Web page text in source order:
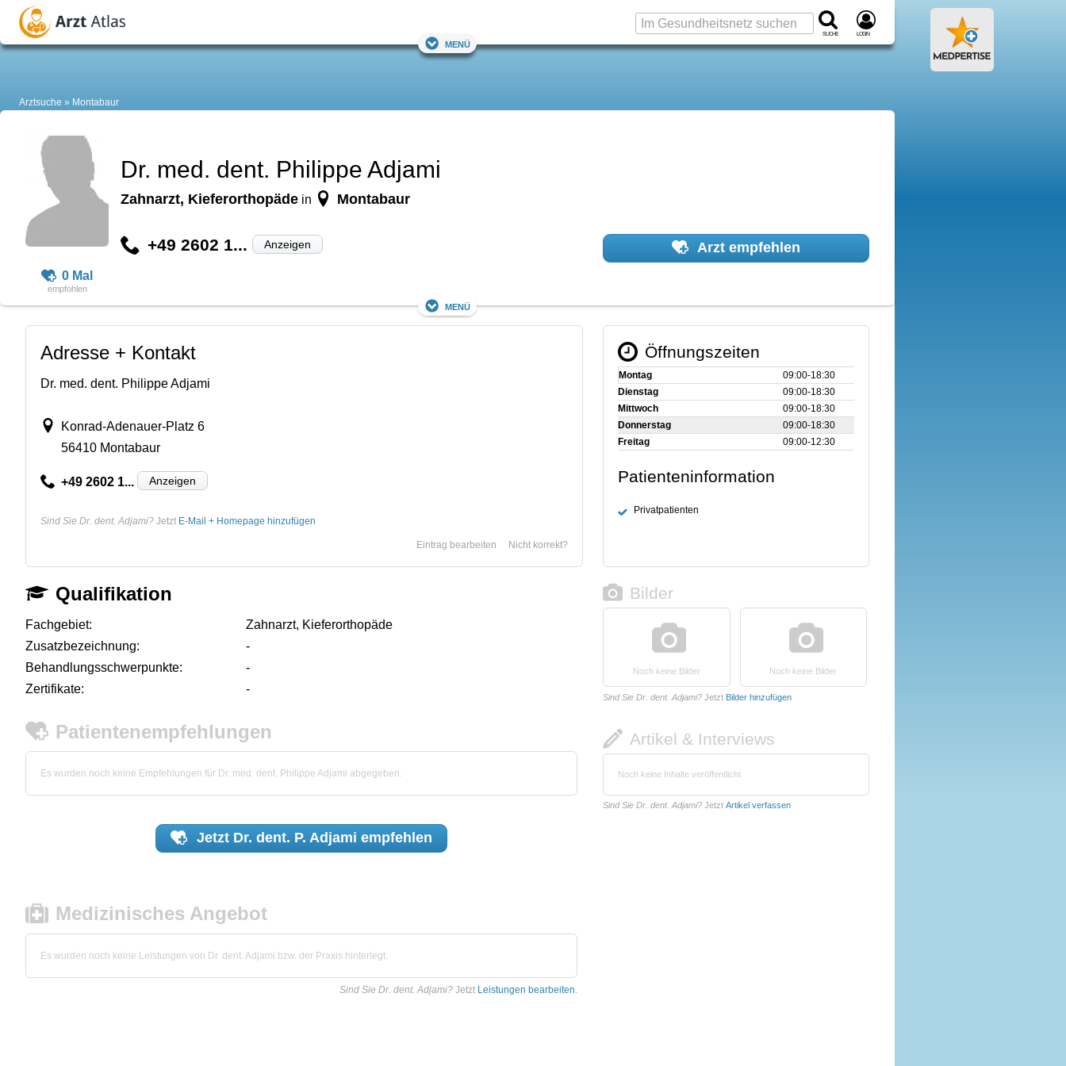
Suche Login
Menü
Arztsuche Montabaur
0 Mal
Dr. med. dent. Philippe Adjami
Zahnarzt, Kieferorthopäde in Montabaur
+49 2602 1... Anzeigen Arzt empfehlen
Menü
Adresse + Kontakt
Dr. med. dent. Philippe Adjami
Konrad-Adenauer-Platz 6
56410 Montabaur
+49 2602 1... Anzeigen
Sind Sie Dr. dent. Adjami? Jetzt E-Mail + Homepage hinzufügen
Nicht korrekt?
Eintrag bearbeiten
Öffnungszeiten
Montag
09:00‑18:30
Dienstag
09:00‑18:30
Mittwoch
09:00‑18:30
Donnerstag
09:00‑18:30
Freitag
09:00‑12:30
Patienteninformation
Privatpatienten
Qualifikation
Fachgebiet:
Zahnarzt, Kieferorthopäde
Zusatzbezeichnung:
-
Behandlungsschwerpunkte:
-
Zertifikate:
-
Patientenempfehlungen
Es wurden noch keine Empfehlungen für Dr. med. dent. Philippe Adjami abgegeben.
Jetzt Dr. dent. P. Adjami empfehlen
Medizinisches Angebot
Es wurden noch keine Leistungen von Dr. dent. Adjami bzw. der Praxis hinterlegt.
Sind Sie Dr. dent. Adjami? Jetzt Leistungen bearbeiten.
Bilder
Noch keine Bilder Noch keine Bilder
Sind Sie Dr. dent. Adjami? Jetzt Bilder hinzufügen
Artikel & Interviews
Noch keine Inhalte veröffentlicht
Sind Sie Dr. dent. Adjami? Jetzt Artikel verfassen